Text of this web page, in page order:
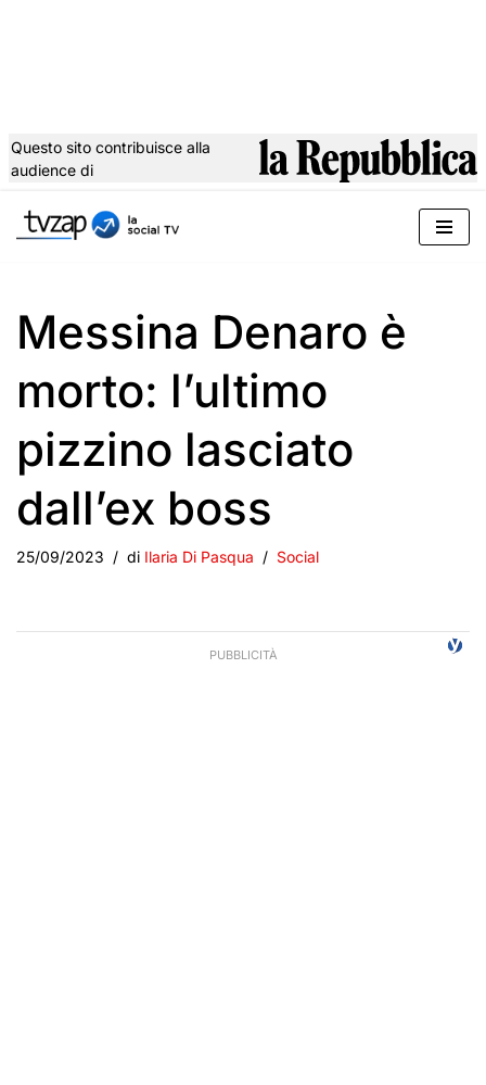
al
Questo sito contribuisce alla
audience di
Messina Denaro è
morto: l’ultimo
pizzino lasciato
dall’ex boss
25/09/2023 di Ilaria Di Pasqua Social